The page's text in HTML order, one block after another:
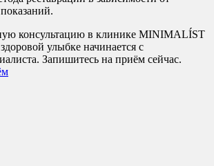
консультацию в клинике MINIMALÍST
улыбке начинается с
Запишитесь на приём сейчас.